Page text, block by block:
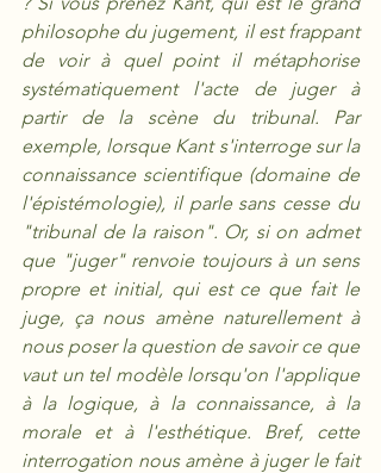
philosophe du jugement, il est frappant
de voir à quel point il métaphorise
systématiquement l'acte de juger à
partir de la scène du tribunal. Par
exemple, lorsque Kant s'interroge sur la
connaissance scientifique (domaine de
l'épistémologie), il parle sans cesse du
"tribunal de la raison". Or, si on admet
que "juger" renvoie toujours à un sens
propre et initial, qui est ce que fait le
juge, ça nous amène naturellement à
nous poser la question de savoir ce que
vaut un tel modèle lorsqu'on l'applique
à la logique, à la connaissance, à la
morale et à l'esthétique. Bref, cette
interrogation nous amène à juger le fait